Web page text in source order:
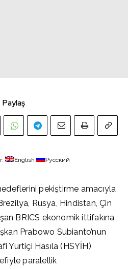
Paylaş
English Русский
pekiştirme amacıyla
Rusya, Hindistan, Çin
BRICS ekonomik ittifakına
Prabowo Subianto’nun
Yurtiçi Hasıla (HSYİH)
paralellik